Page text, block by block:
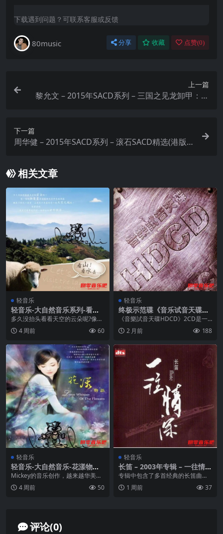
下载遇到问题？可联系客服或反馈
80music 分享 收藏 点赞(0)
上一篇
黎允文 – 2015年SACD系列 – 三国之见龙卸甲：原
下一篇
周华健 – 2015年SACD系列 – 滚石SACD精选(港版)
相关文章
轻音乐
轻音乐-大自然音乐系列-看山
看水去 wav
多久没抬头看看天空的云朵呢?像一
幅幅抽象画在湛蓝的天空中咨意挥
洒飘来了好大一朵云...
4 周前 60
轻音乐
终极示范碟《音乐试音天碟H
DCD 2CD WAV+CUE
《音樂試音天碟HDCD》2CD是一
套由深圳音像公司发行、环球唱片
提供版权的终极音...
2 月前 188
轻音乐
轻音乐-大自然音乐-花漾物语
wav
Mickey的音乐创作，越来越华美，
越来越契心，也越来越教人爱不释
“听”；一种全...
4 周前 50
轻音乐
长笛 – 2003年专辑 – 一往情深
dts
专辑中包含了多首经典的长笛曲
目，这些曲目以其优美的旋律和悠
扬的音色，带给听众一种...
1 周前 37
评论(0)